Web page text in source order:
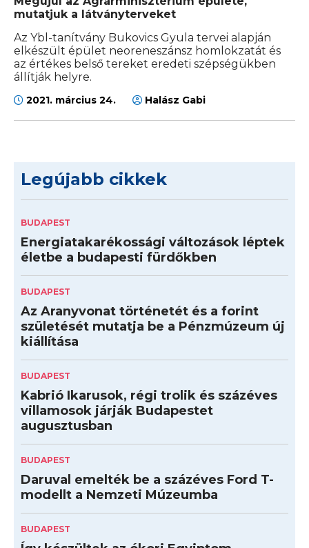
mutatjuk a látványterveket
Az Ybl-tanítvány Bukovics Gyula tervei alapján
elkészült épület neoreneszánsz homlokzatát és
az értékes belső tereket eredeti szépségükben
állítják helyre.
2021. március 24. Halász Gabi
Legújabb cikkek
BUDAPEST
Energiatakarékossági változások léptek
életbe a budapesti fürdőkben
BUDAPEST
Az Aranyvonat történetét és a forint
születését mutatja be a Pénzmúzeum új
kiállítása
BUDAPEST
Kabrió Ikarusok, régi trolik és százéves
villamosok járják Budapestet
augusztusban
BUDAPEST
Daruval emelték be a százéves Ford T-
modellt a Nemzeti Múzeumba
BUDAPEST